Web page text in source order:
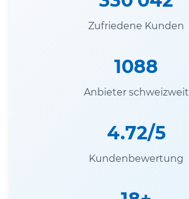
Zufriedene Kunden
1088
Anbieter schweizweit
4.72/5
Kundenbewertung